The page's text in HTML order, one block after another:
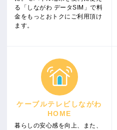
る「しながわ データSIM」で料
金をもっとおトクにご利用頂け
ます。
ケーブルテレビしながわ
HOME
暮らしの安心感を向上、また、